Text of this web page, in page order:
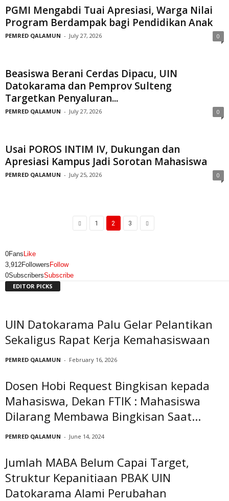
PGMI Mengabdi Tuai Apresiasi, Warga Nilai
Program Berdampak bagi Pendidikan Anak
PEMRED QALAMUN - July 27, 2026 0
Beasiswa Berani Cerdas Dipacu, UIN
Datokarama dan Pemprov Sulteng
Targetkan Penyaluran...
PEMRED QALAMUN - July 27, 2026 0
Usai POROS INTIM IV, Dukungan dan
Apresiasi Kampus Jadi Sorotan Mahasiswa
PEMRED QALAMUN - July 25, 2026 0
1 2 3
0Fans Like
3,912Followers Follow
0SubscribersSubscribe
EDITOR PICKS
UIN Datokarama Palu Gelar Pelantikan
Sekaligus Rapat Kerja Kemahasiswaan
PEMRED QALAMUN - February 16, 2026
Dosen Hobi Request Bingkisan kepada
Mahasiswa, Dekan FTIK : Mahasiswa
Dilarang Membawa Bingkisan Saat...
PEMRED QALAMUN - June 14, 2024
Jumlah MABA Belum Capai Target,
Struktur Kepanitiaan PBAK UIN
Datokarama Alami Perubahan